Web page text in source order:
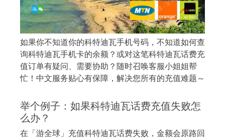
如果你不知道你的科特迪瓦手机号码，不知道如何查
询科特迪瓦手机卡的余额？或对这笔科特迪瓦话费充
值订单有疑问、需要协助？随时召唤客服小姐姐帮
忙！中文服务贴心有保障，解决您所有的充值难题～
举个例子：如果科特迪瓦话费充值失败怎
么办？
在「游全球」充值科特迪瓦话费失败，金额会原路回